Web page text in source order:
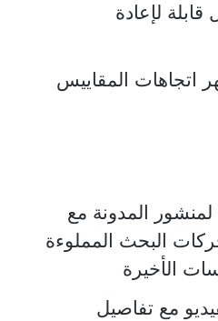
لإعادة
اتجاهات المقاييس
المدونة مع
البحث المملوءة
الأخيرة
مع تفاصيل